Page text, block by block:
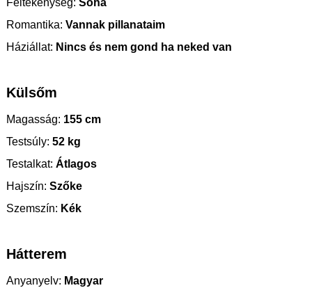
Féltékenység: Soha
Romantika: Vannak pillanataim
Háziállat: Nincs és nem gond ha neked van
Külsőm
Magasság: 155 cm
Testsúly: 52 kg
Testalkat: Átlagos
Hajszín: Szőke
Szemszín: Kék
Hátterem
Anyanyelv: Magyar